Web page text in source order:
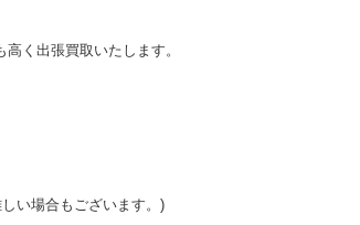
く出張買取いたします。
い場合もございます。)